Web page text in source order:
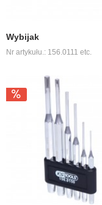
Wybijak
Nr artykułu.: 156.0111 etc.